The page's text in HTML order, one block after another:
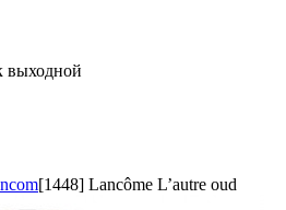
выходной
[1448] Lancôme L’autre oud